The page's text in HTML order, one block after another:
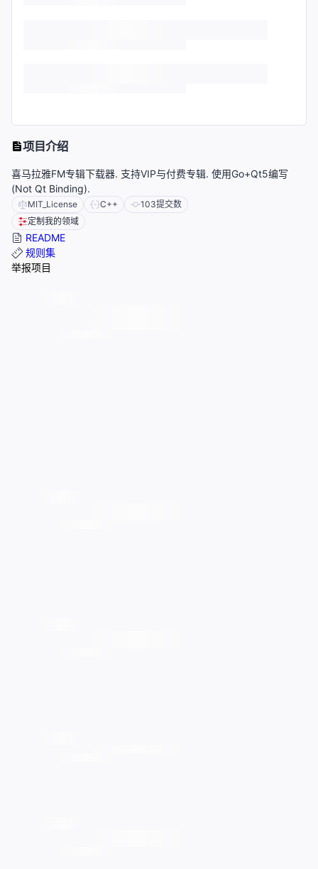
项目介绍
喜马拉雅FM专辑下载器. 支持VIP与付费专辑. 使用Go+Qt5编写
(Not Qt Binding).
MIT_License C++ 103提交数
定制我的领域
README
规则集
举报项目